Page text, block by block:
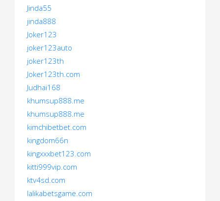
Jinda55
jinda888
Joker123
joker123auto
joker123th
Joker123th.com
Judhai168
khumsup888.me
khumsup888.me
kimchibetbet.com
kingdom66n
kingxxxbet123.com
kitti999vip.com
ktv4sd.com
lalikabetsgame.com